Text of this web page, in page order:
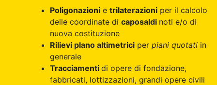
Poligonazioni e trilaterazioni per il calcolo
delle coordinate di caposaldi noti e/o di
nuova costituzione
Rilievi plano altimetrici per piani quotati in
generale
Tracciamenti di opere di fondazione,
fabbricati, lottizzazioni, grandi opere civili